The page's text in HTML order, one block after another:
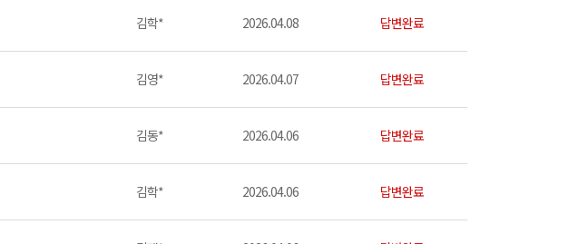
김학* 2026.04.08 답변완료
김영* 2026.04.07 답변완료
김동* 2026.04.06 답변완료
김학* 2026.04.06 답변완료